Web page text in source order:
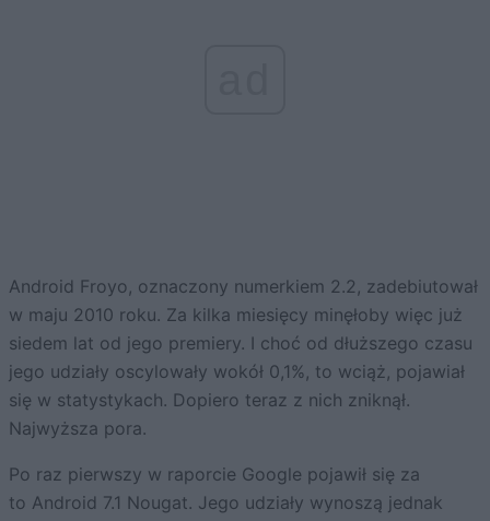
Android Froyo, oznaczony numerkiem 2.2, zadebiutował
w maju 2010 roku. Za kilka miesięcy minęłoby więc już
siedem lat od jego premiery. I choć od dłuższego czasu
jego udziały oscylowały wokół 0,1%, to wciąż, pojawiał
się w statystykach. Dopiero teraz z nich zniknął.
Najwyższa pora.
Po raz pierwszy w raporcie Google pojawił się za
to Android 7.1 Nougat. Jego udziały wynoszą jednak